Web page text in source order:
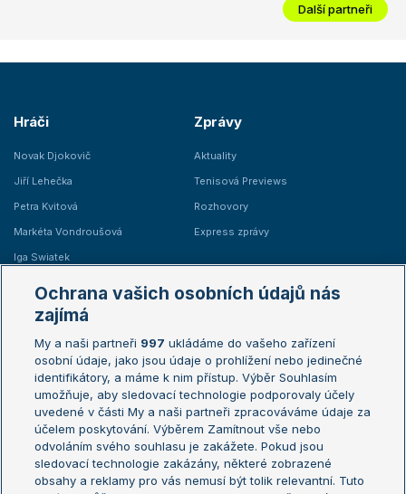
Další partneři
Hráči
Novak Djokovič
Jiří Lehečka
Petra Kvitová
Markéta Vondroušová
Iga Swiatek
Zprávy
Aktuality
Tenisová Previews
Rozhovory
Express zprávy
Žebříčky
Žebříček ATP (muži)
Žebříček WTA (ženy)
Sázkařský žebříček
Australian Open
French Open
Wimbledon
US Open
Turnaj mistrů
Turnaj mistryň
Ochrana vašich osobních údajů nás
zajímá
My a naši partneři 997 ukládáme do vašeho zařízení
osobní údaje, jako jsou údaje o prohlížení nebo jedinečné
identifikátory, a máme k nim přístup. Výběr Souhlasím
umožňuje, aby sledovací technologie podporovaly účely
uvedené v části My a naši partneři zpracováváme údaje za
účelem poskytování. Výběrem Zamítnout vše nebo
odvoláním svého souhlasu je zakážete. Pokud jsou
sledovací technologie zakázány, některé zobrazené
obsahy a reklamy pro vás nemusí být tolik relevantní. Tuto